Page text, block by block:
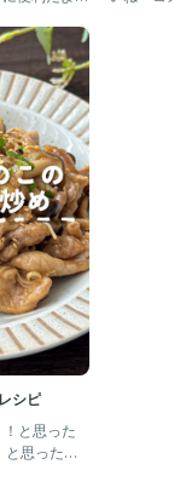
シピ
思ったら